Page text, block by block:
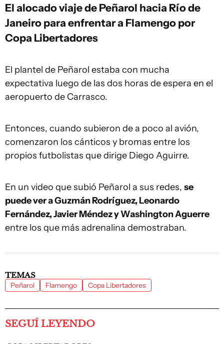
El alocado viaje de Peñarol hacia Río de
Janeiro para enfrentar a Flamengo por
Copa Libertadores
El plantel de Peñarol estaba con mucha
expectativa luego de las dos horas de espera en el
aeropuerto de Carrasco.
Entonces, cuando subieron de a poco al avión,
comenzaron los cánticos y bromas entre los
propios futbolistas que dirige Diego Aguirre.
En un video que subió Peñarol a sus redes, se
puede ver a Guzmán Rodríguez, Leonardo
Fernández, Javier Méndez y Washington Aguerre
entre los que más adrenalina demostraban.
TEMAS
Peñarol Flamengo Copa Libertadores
SEGUÍ LEYENDO